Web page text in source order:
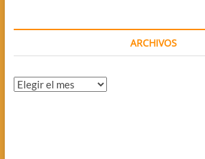
ARCHIVOS
Archivos